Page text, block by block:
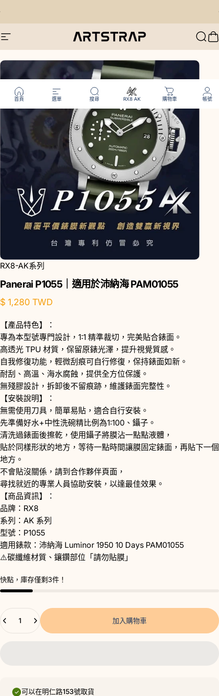
網站導航 Artstrap 亞特 搜尋
首頁 選單 搜尋 RX8 AK 購物車 帳號
RX8-AK系列
Panerai P1055｜適用於沛納海 PAM01055
$ 1,280 TWD
【產品特色】：
專為本型號專門設計，1:1 精準裁切，完美貼合錶面。
高透光 TPU 材質，保留原錶光澤，提升視覺質感。
自我修復功能，輕微刮痕可自行修復，保持錶面如新。
耐刮、高溫、海水腐蝕，提供全方位保護。
無殘膠設計，拆卸後不留痕跡，維護錶面完整性。
【安裝說明】：
無需使用刀具，簡單易貼，適合自行安裝。
先準備好水+中性洗碗精比例為1:100、鑷子。
清洗過錶面後擦乾，使用鑷子將膜沾一點點液體，
貼於同樣形狀的地方，等待一點時間讓膜固定錶面，再貼下一個
地方。
不會貼沒關係，請到 合作夥伴頁面，
尋找就近的專業人員協助安裝，以達最佳效果。
【商品資訊】：
品牌：RX8
系列：AK 系列
型號：P1055
適用錶款：沛納海 Luminor 1950 10 Days PAM01055
⚠️碳纖維材質、鑲鑽部位「請勿貼膜」
快點，庫存僅剩3件！
數量
加入購物車
可以在明仁路153號取貨